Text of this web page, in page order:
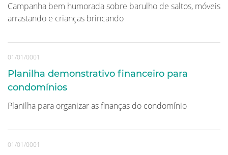
Campanha bem humorada sobre barulho de saltos, móveis
arrastando e crianças brincando
01/01/0001
Planilha demonstrativo financeiro para
condomínios
Planilha para organizar as finanças do condomínio
01/01/0001